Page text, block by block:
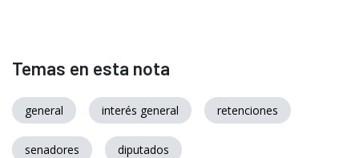
Temas en esta nota
general interés general retenciones
senadores diputados